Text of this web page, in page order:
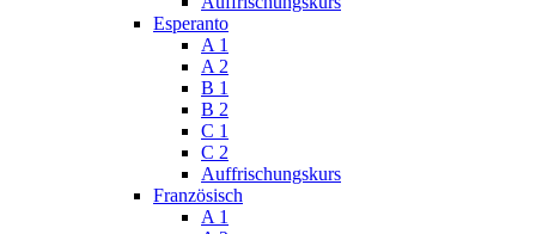
Esperanto
A 1
A 2
B 1
B 2
C 1
C 2
Auffrischungskurs
Französisch
A 1